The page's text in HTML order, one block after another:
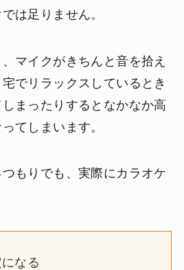
は足りません。
マイクがきちんと音を拾え
でリラックスしているとき
まったりするとなかなか高
てしまいます。
もりでも、実際にカラオケ
なる